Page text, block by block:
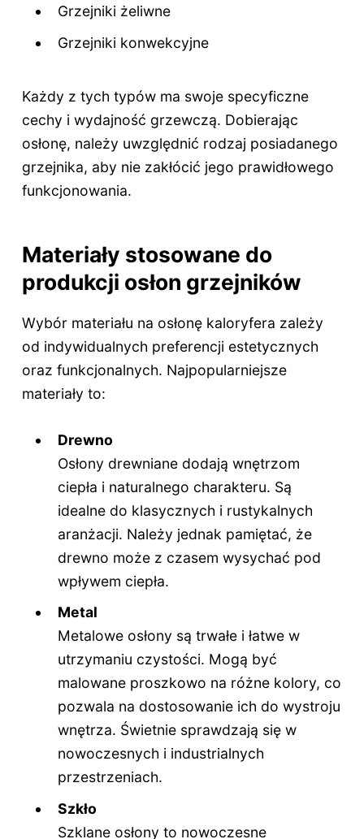
Grzejniki żeliwne
Grzejniki konwekcyjne
Każdy z tych typów ma swoje specyficzne
cechy i wydajność grzewczą. Dobierając
osłonę, należy uwzględnić rodzaj posiadanego
grzejnika, aby nie zakłócić jego prawidłowego
funkcjonowania.
Materiały stosowane do
produkcji osłon grzejników
Wybór materiału na osłonę kaloryfera zależy
od indywidualnych preferencji estetycznych
oraz funkcjonalnych. Najpopularniejsze
materiały to:
Drewno
Osłony drewniane dodają wnętrzom
ciepła i naturalnego charakteru. Są
idealne do klasycznych i rustykalnych
aranżacji. Należy jednak pamiętać, że
drewno może z czasem wysychać pod
wpływem ciepła.
Metal
Metalowe osłony są trwałe i łatwe w
utrzymaniu czystości. Mogą być
malowane proszkowo na różne kolory, co
pozwala na dostosowanie ich do wystroju
wnętrza. Świetnie sprawdzają się w
nowoczesnych i industrialnych
przestrzeniach.
Szkło
Szklane osłony to nowoczesne